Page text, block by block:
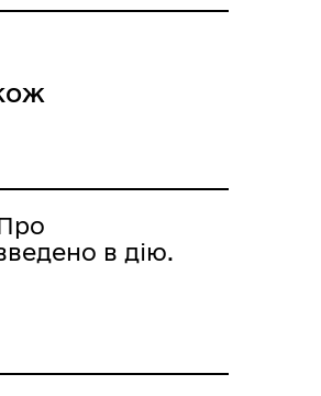
в дію.